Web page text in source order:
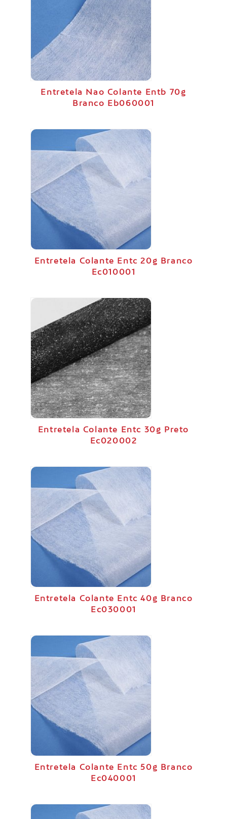
Entretela Nao Colante Entb 70g
Branco Eb060001
Entretela Colante Entc 20g Branco
Ec010001
Entretela Colante Entc 30g Preto
Ec020002
Entretela Colante Entc 40g Branco
Ec030001
Entretela Colante Entc 50g Branco
Ec040001